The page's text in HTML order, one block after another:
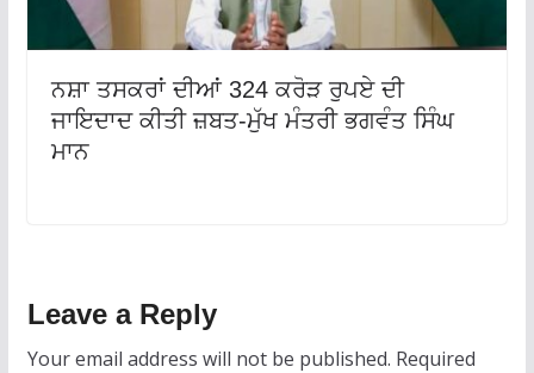
ਨਸ਼ਾ ਤਸਕਰਾਂ ਦੀਆਂ 324 ਕਰੋੜ ਰੁਪਏ ਦੀ
ਜਾਇਦਾਦ ਕੀਤੀ ਜ਼ਬਤ-ਮੁੱਖ ਮੰਤਰੀ ਭਗਵੰਤ ਸਿੰਘ
ਮਾਨ
Leave a Reply
Your email address will not be published. Required